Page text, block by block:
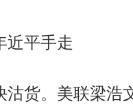
近平手走
沽货。美联梁浩